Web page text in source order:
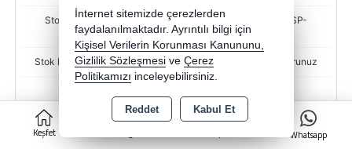
Keşfet
0
Whatsapp
Stok Kodu : BSR-ESP-
HLR100155
Stok Miktarı : Stok sorunuz
+
Stok Kodu : BSR-ESP-
HLR100154
Stok Miktarı : Stok sorunuz
701,45 TL
-
İnternet sitemizde çerezlerden
faydalanılmaktadır. Ayrıntılı bilgi için
Kişisel Verilerin Korunması Kanununu,
Gizlilik Sözleşmesi ve Çerez
Politikamızı inceleyebilirsiniz.
Reddet Kabul Et